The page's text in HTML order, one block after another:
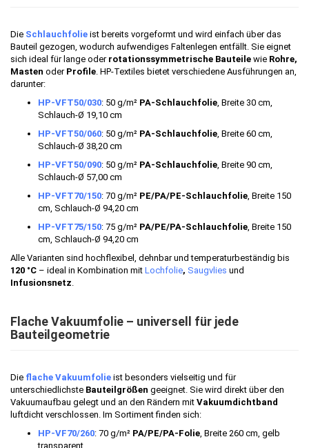
Die Schlauchfolie ist bereits vorgeformt und wird einfach über das
Bauteil gezogen, wodurch aufwendiges Faltenlegen entfällt. Sie eignet
sich ideal für lange oder rotationssymmetrische Bauteile wie Rohre,
Masten oder Profile. HP-Textiles bietet verschiedene Ausführungen an,
darunter:
HP-VFT50/030: 50 g/m² PA-Schlauchfolie, Breite 30 cm,
Schlauch-Ø 19,10 cm
HP-VFT50/060: 50 g/m² PA-Schlauchfolie, Breite 60 cm,
Schlauch-Ø 38,20 cm
HP-VFT50/090: 50 g/m² PA-Schlauchfolie, Breite 90 cm,
Schlauch-Ø 57,00 cm
HP-VFT70/150: 70 g/m² PE/PA/PE-Schlauchfolie, Breite 150
cm, Schlauch-Ø 94,20 cm
HP-VFT75/150: 75 g/m² PA/PE/PA-Schlauchfolie, Breite 150
cm, Schlauch-Ø 94,20 cm
Alle Varianten sind hochflexibel, dehnbar und temperaturbeständig bis
120 °C – ideal in Kombination mit Lochfolie, Saugvlies und
Infusionsnetz.
Flache Vakuumfolie – universell für jede
Bauteilgeometrie
Die flache Vakuumfolie ist besonders vielseitig und für
unterschiedlichste Bauteilgrößen geeignet. Sie wird direkt über den
Vakuumaufbau gelegt und an den Rändern mit Vakuumdichtband
luftdicht verschlossen. Im Sortiment finden sich:
HP-VF70/260: 70 g/m² PA/PE/PA-Folie, Breite 260 cm, gelb
transparent